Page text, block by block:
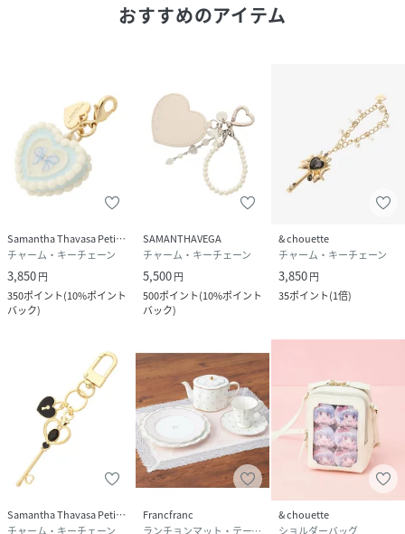
おすすめのアイテム
Samantha Thavasa Petit Choice
チャーム・キーチェーン
3,850円
350ポイント(10%ポイント
バック)
SAMANTHAVEGA
チャーム・キーチェーン
5,500円
500ポイント(10%ポイント
バック)
& chouette
チャーム・キーチェーン
3,850円
35ポイント(1倍)
Samantha Thavasa Petit Choice
チャーム・キーチェーン
Francfranc
ランチョンマット・テーブルクロス
& chouette
ショルダーバッグ